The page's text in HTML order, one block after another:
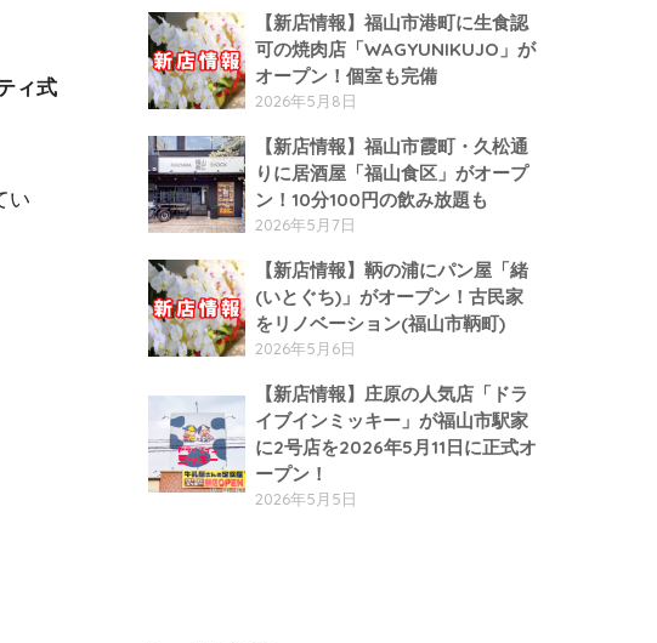
ィ式
い
【新店情報】福山市港町に生食認
可の焼肉店「WAGYUNIKUJO」が
オープン！個室も完備
2026年5月8日
【新店情報】福山市霞町・久松通
りに居酒屋「福山食区」がオープ
ン！10分100円の飲み放題も
2026年5月7日
【新店情報】鞆の浦にパン屋「緒
(いとぐち)」がオープン！古民家
をリノベーション(福山市鞆町)
2026年5月6日
【新店情報】庄原の人気店「ドラ
イブインミッキー」が福山市駅家
に2号店を2026年5月11日に正式オ
ープン！
2026年5月5日